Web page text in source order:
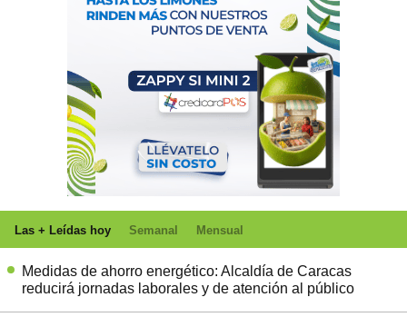
Las + Leídas hoy Semanal Mensual
Medidas de ahorro energético: Alcaldía de Caracas
reducirá jornadas laborales y de atención al público